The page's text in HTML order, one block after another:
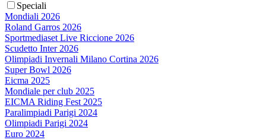
Speciali
Mondiali 2026
Roland Garros 2026
Sportmediaset Live Riccione 2026
Scudetto Inter 2026
Olimpiadi Invernali Milano Cortina 2026
Super Bowl 2026
Eicma 2025
Mondiale per club 2025
EICMA Riding Fest 2025
Paralimpiadi Parigi 2024
Olimpiadi Parigi 2024
Euro 2024